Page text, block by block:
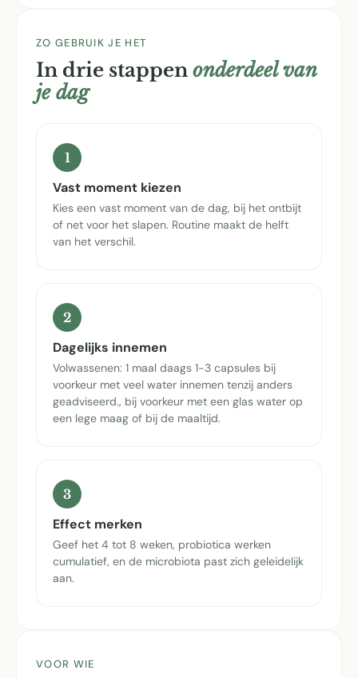
ZO GEBRUIK JE HET
In drie stappen onderdeel van
je dag
1
Vast moment kiezen
Kies een vast moment van de dag, bij het ontbijt
of net voor het slapen. Routine maakt de helft
van het verschil.
2
Dagelijks innemen
Volwassenen: 1 maal daags 1-3 capsules bij
voorkeur met veel water innemen tenzij anders
geadviseerd., bij voorkeur met een glas water op
een lege maag of bij de maaltijd.
3
Effect merken
Geef het 4 tot 8 weken, probiotica werken
cumulatief, en de microbiota past zich geleidelijk
aan.
VOOR WIE